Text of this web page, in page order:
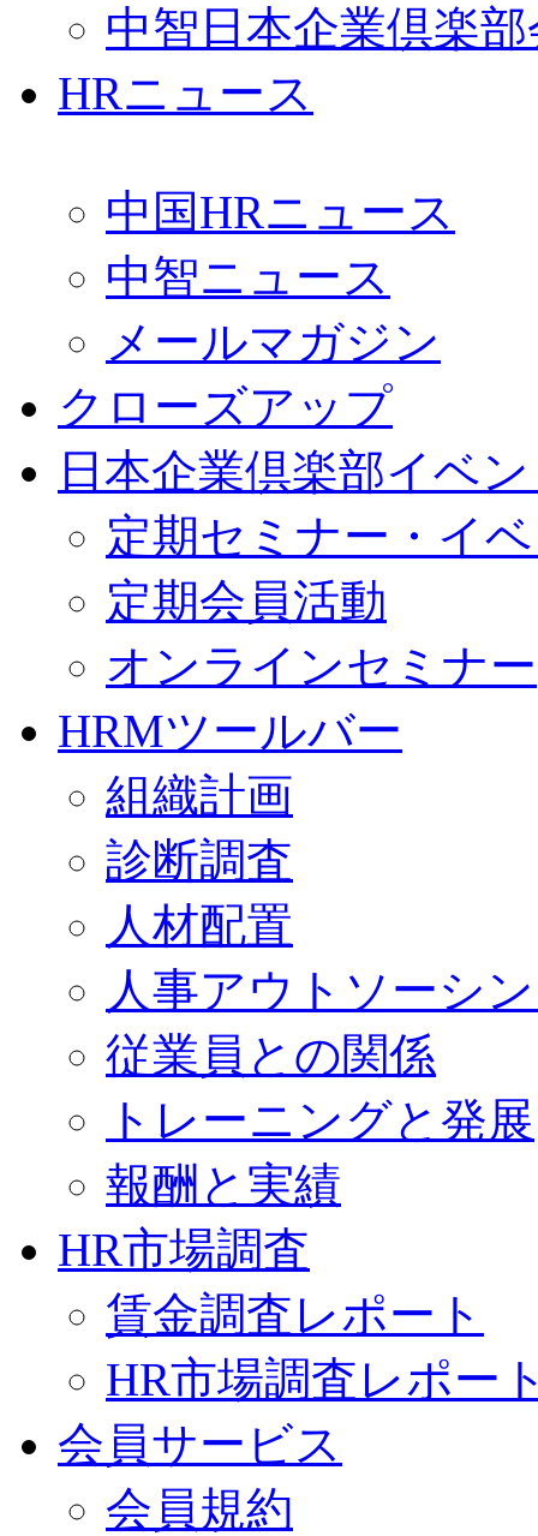
中智日本企業倶楽
HRニュース
中国HRニュース
中智ニュース
メールマガジン
クローズアップ
日本企業倶楽部イベ
定期セミナー・イ
定期会員活動
オンラインセミナー
HRMツールバー
組織計画
診断調査
人材配置
人事アウトソーシ
従業員との関係
トレーニングと発展
報酬と実績
HR市場調査
賃金調査レポート
HR市場調査レポー
会員サービス
会員規約